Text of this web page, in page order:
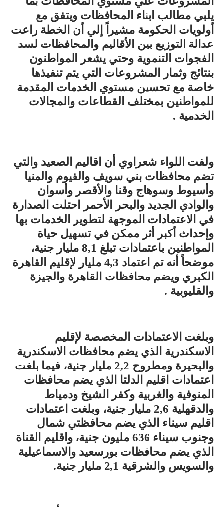
يلبي مطالب ابناء المحافظات ويتفق مع
أولويات الحكومة مشيراً إلي أن الخطة راعت
عدالة التوزيع بين الأقاليم والمحافظات لسد
الفجوات التنموية وحتي يشعر المواطنون
بنتائج وثمار المشروعات التي يتم تنفيذها
خاصة مع تحسين مستوي الخدمات المقدمة
للمواطنين بمختلف القطاعات والمجالات
الخدمية .
ولفت اللواء شعراوي أن اقاليم الصعيد والتي
تضم محافظات بني سويف والفيوم والمنيا
وأسيوط وسوهاج وقنا والأقصر وأسوان
والوادي الجديد والبحر الأحمر احتلت الصدارة
في الاعتمادات الموجهة لتطوير الخدمات بها
وإحداث أكبر أثر ممكن في تسهيل حياة
المواطنين باعتمادات تبلغ 8,1 مليار جنية،
موضحاً أنه تم اعتماد 4,3 مليار لإقليم القاهرة
الكبري ويضم محافظات القاهرة والجيزة
والقليوبية .
وبلغت الاعتمادات المخصصة لإقليم
الاسكندرية الذي يضم محافظات الاسكندرية
والبحيرة ومطروح 2,2 مليار جنية، فيما بلغت
اعتمادات اقليم الدلتا الذي يضم محافظات
المنوفية والغربية وكفر الشيخ ودمياط
والدقهلية 2,6 مليار جنية، وبلغت اعتمادات
اقليم سيناء الذي يضم محافظتي شمال
وجنوب سيناء 636 مليون جنية، واقليم القناة
الذي يضم محافظات بورسعيد والاسماعيلية
والسويس والشرقية 2,1 مليار جنية.